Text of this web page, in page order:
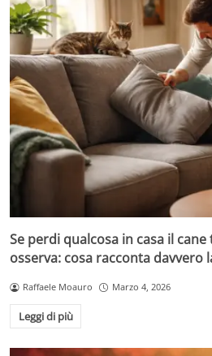
Se perdi qualcosa in casa il
osserva: cosa racconta davvero
Raffaele Moauro Marzo 4, 2026
Leggi di più